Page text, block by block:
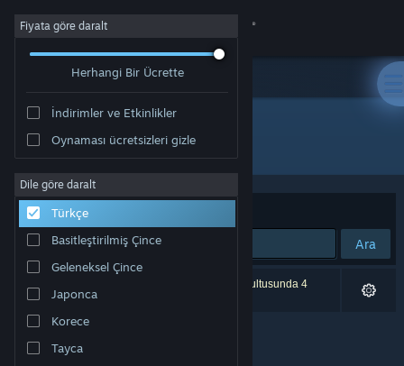
Giriş yap
Hakkında
Destek
Dili değiştir
Steam mobil uygulamasını yükle
Masaüstü internet sitesini görüntüle
Fiyata göre daralt
Herhangi Bir Ücrette
İndirimler ve Etkinlikler
Oynaması ücretsizleri gizle
Dile göre daralt
Türkçe
Basitleştirilmiş Çince
Geleneksel Çince
Japonca
Korece
Tayca
Yayıncı: Alex Ilitchev
Sırala Uygunluk
Ara
0 sonuç aramanızla eşleşiyor. Tercihleriniz doğrultusunda 4
ürün dâhil edilmedi.